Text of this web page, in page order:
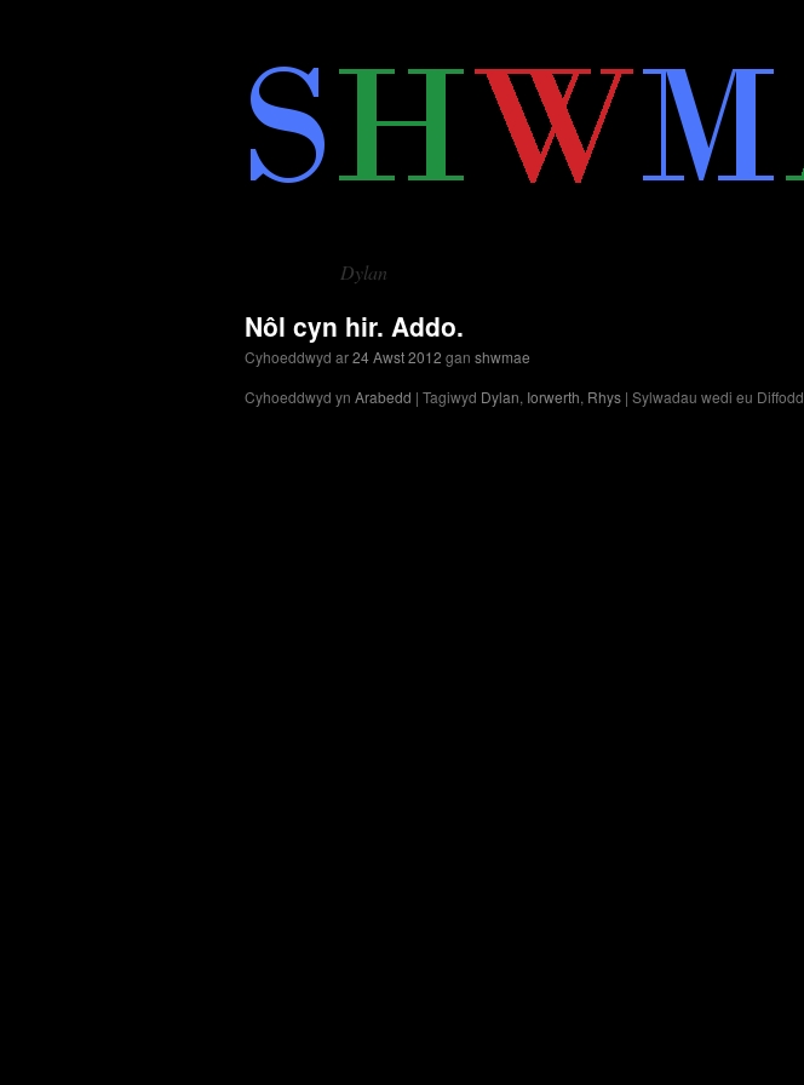
Dylan
Nôl cyn hir. Addo.
Cyhoeddwyd ar24 Awst 2012 gan shwmae
Cyhoeddwyd yn Arabedd | Tagiwyd Dylan, Iorwerth, Rhys | Sylwadau wedi eu Diffodd